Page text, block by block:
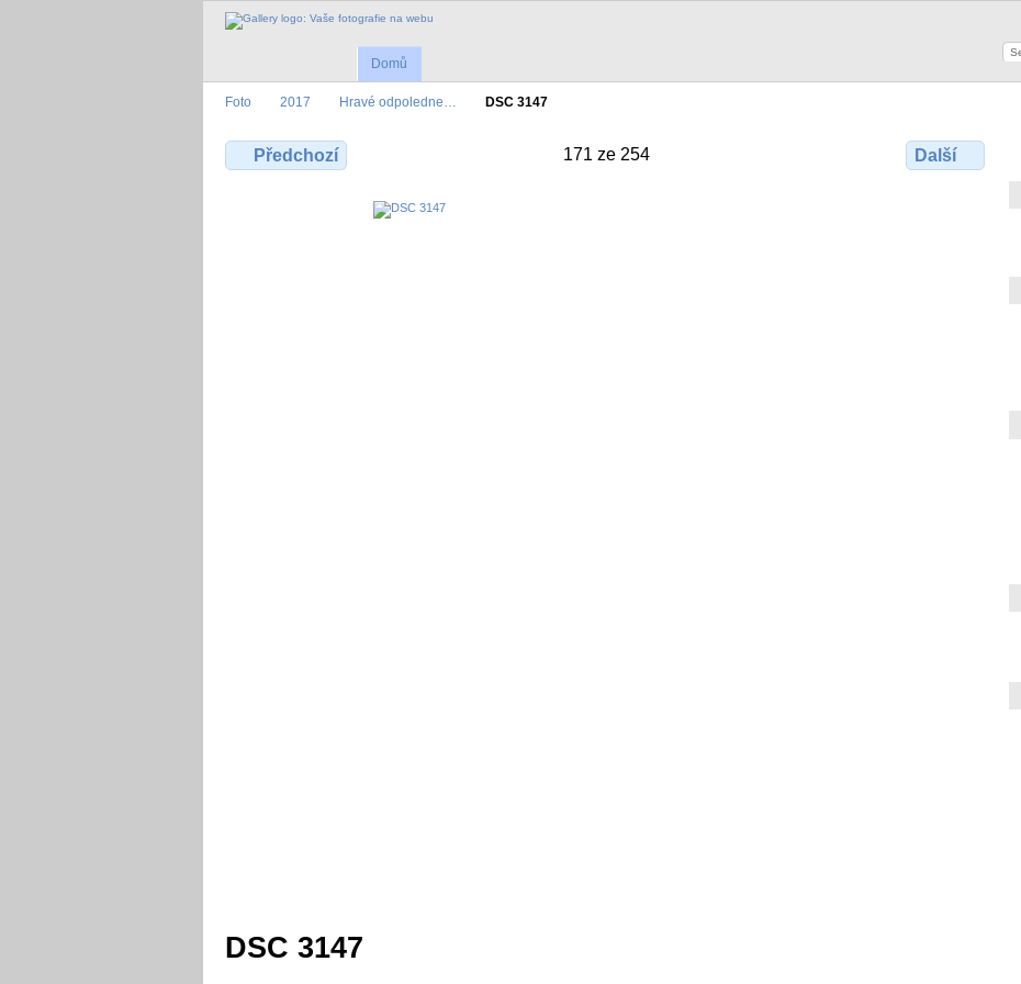
Domů
Foto 2017 Hravé odpoledne… DSC 3147
Předchozí 171 ze 254 Další
DSC 3147